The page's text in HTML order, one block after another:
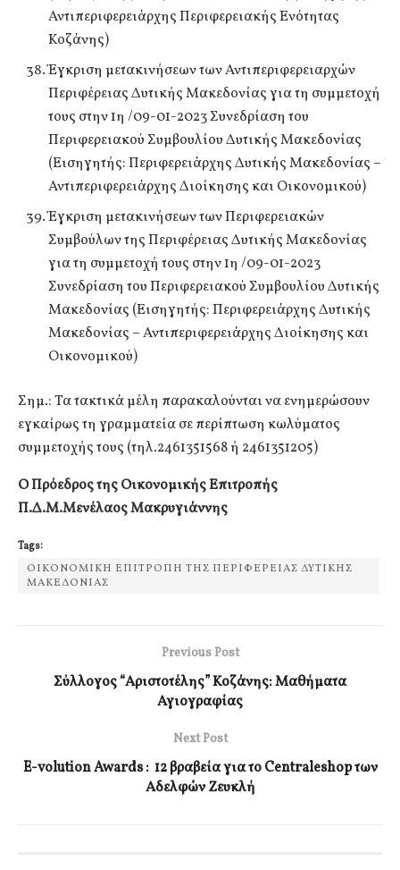
Αντιπεριφερειάρχης Περιφερειακής Ενότητας
Κοζάνης)
Έγκριση μετακινήσεων των Αντιπεριφερειαρχών
Περιφέρειας Δυτικής Μακεδονίας για τη συμμετοχή
τους στην 1η /09-01-2023 Συνεδρίαση του
Περιφερειακού Συμβουλίου Δυτικής Μακεδονίας
(Εισηγητής: Περιφερειάρχης Δυτικής Μακεδονίας –
Αντιπεριφερειάρχης Διοίκησης και Οικονομικού)
Έγκριση μετακινήσεων των Περιφερειακών
Συμβούλων της Περιφέρειας Δυτικής Μακεδονίας
για τη συμμετοχή τους στην 1η /09-01-2023
Συνεδρίαση του Περιφερειακού Συμβουλίου Δυτικής
Μακεδονίας (Εισηγητής: Περιφερειάρχης Δυτικής
Μακεδονίας – Αντιπεριφερειάρχης Διοίκησης και
Οικονομικού)
Σημ.: Τα τακτικά μέλη παρακαλούνται να ενημερώσουν
εγκαίρως τη γραμματεία σε περίπτωση κωλύματος
συμμετοχής τους (τηλ.2461351568 ή 2461351205)
Ο Πρόεδρος της Οικονομικής Επιτροπής
Π.Δ.Μ.Μενέλαος Μακρυγιάννης
Tags:
ΟΙΚΟΝΟΜΙΚΗ ΕΠΙΤΡΟΠΗ ΤΗΣ ΠΕΡΙΦΕΡΕΙΑΣ ΔΥΤΙΚΗΣ
ΜΑΚΕΔΟΝΙΑΣ
Previous Post
Σύλλογος “Αριστοτέλης” Κοζάνης: Μαθήματα
Αγιογραφίας
Next Post
E-volution Awards : 12 βραβεία για το Centraleshop των
Αδελφών Ζευκλή